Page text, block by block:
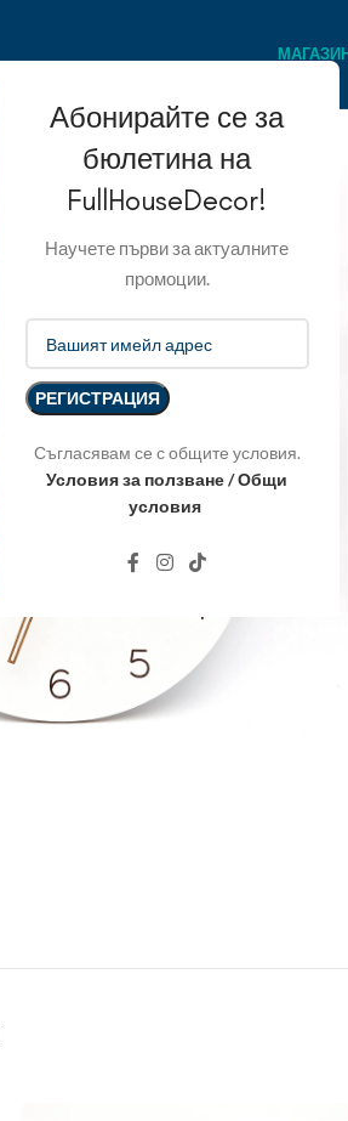
Абонирайте се за
бюлетина на
FullHouseDecor!
Научете първи за актуалните
промоции.
Съгласявам се с общите условия.
Условия за ползване / Общи
условия